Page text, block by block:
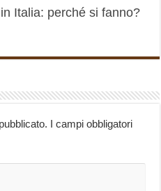
Italia: perché si fanno?
I campi obbligatori